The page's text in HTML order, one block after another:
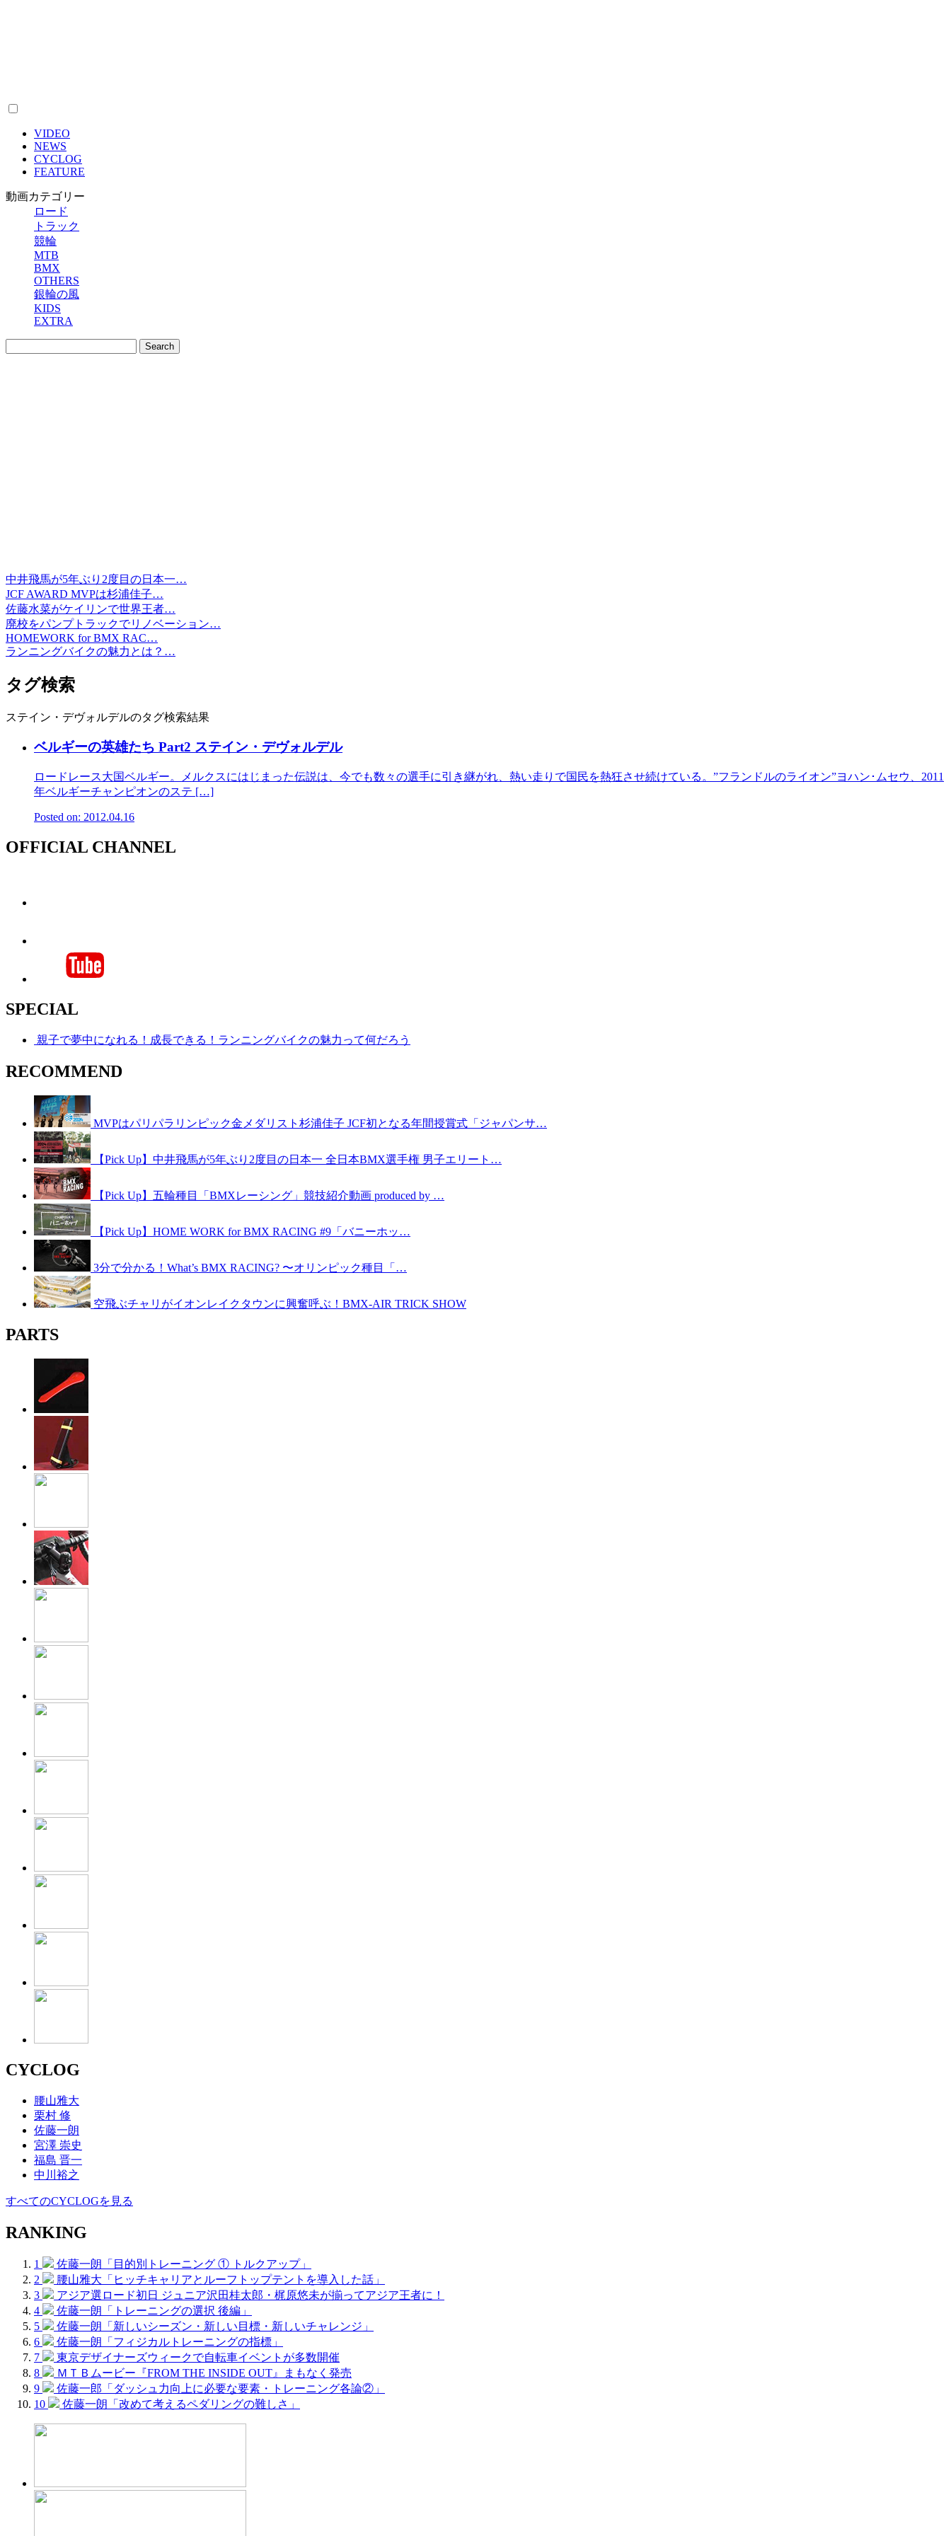
VIDEO
NEWS
CYCLOG
FEATURE
動画カテゴリー
ロード
トラック
競輪
MTB
BMX
OTHERS
銀輪の風
KIDS
EXTRA
中井飛馬が5年ぶり2度目の日本一…
JCF AWARD MVPは杉浦佳子…
佐藤水菜がケイリンで世界王者…
廃校をパンプトラックでリノベーション…
HOMEWORK for BMX RAC…
ランニングバイクの魅力とは？…
タグ検索
ステイン・デヴォルデルのタグ検索結果
ベルギーの英雄たち Part2 ステイン・デヴォルデル
ロードレース大国ベルギー。メルクスにはじまった伝説は、今でも数々の選手に引き継がれ、熱い走りで国民を熱狂させ続けている。”フランドルのライオン”ヨハン･ムセウ、2011
年ベルギーチャンピオンのステ […]
Posted on: 2012.04.16
OFFICIAL CHANNEL
SPECIAL
親子で夢中になれる！成長できる！ランニングバイクの魅力って何だろう
RECOMMEND
MVPはパリパラリンピック金メダリスト杉浦佳子 JCF初となる年間授賞式「ジャパンサ…
【Pick Up】中井飛馬が5年ぶり2度目の日本一 全日本BMX選手権 男子エリート…
【Pick Up】五輪種目「BMXレーシング」競技紹介動画 produced by …
【Pick Up】HOME WORK for BMX RACING #9「バニーホッ…
3分で分かる！What’s BMX RACING? 〜オリンピック種目「…
空飛ぶチャリがイオンレイクタウンに興奮呼ぶ！BMX-AIR TRICK SHOW
PARTS
CYCLOG
腰山雅大
栗村 修
佐藤一朗
宮澤 崇史
福島 晋一
中川裕之
すべてのCYCLOGを見る
RANKING
1
佐藤一朗「目的別トレーニング ① トルクアップ」
2
腰山雅大「ヒッチキャリアとルーフトップテントを導入した話」
3
アジア選ロード初日 ジュニア沢田桂太郎・梶原悠未が揃ってアジア王者に！
4
佐藤一朗「トレーニングの選択 後編」
5
佐藤一朗「新しいシーズン・新しい目標・新しいチャレンジ」
6
佐藤一朗「フィジカルトレーニングの指標」
7
東京デザイナーズウィークで自転車イベントが多数開催
8
ＭＴＢムービー『FROM THE INSIDE OUT』まもなく発売
9
佐藤一郎「ダッシュ力向上に必要な要素・トレーニング各論②」
10
佐藤一朗「改めて考えるペダリングの難しさ」